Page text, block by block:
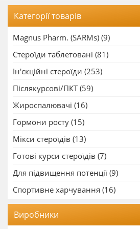
Категорії товарів
Magnus Pharm. (SARMs) (9)
Стероїди таблетовані (81)
Ін'єкційні стероїди (253)
Післякурсові/ПКТ (59)
Жироспалювачі (16)
Гормони росту (15)
Мікси стероїдів (13)
Готові курси стероїдів (7)
Для підвищення потенції (9)
Спортивне харчування (16)
Виробники